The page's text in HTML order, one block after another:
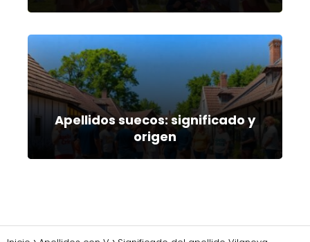
Apellidos suecos: significado y
origen